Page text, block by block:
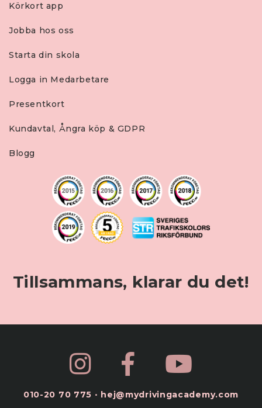
Körkort app
Jobba hos oss
Starta din skola
Logga in Medarbetare
Presentkort
Kundavtal, Ångra köp & GDPR
Blogg
Tillsammans, klarar du det!
010-20 70 775 • hej@mydrivingacademy.com